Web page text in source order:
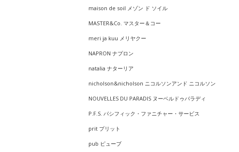
maison de soil メゾン ド ソイル
MASTER&Co. マスター＆コー
meri ja kuu メリヤクー
NAPRON ナプロン
natalia ナターリア
nicholson&nicholson ニコルソンアンド ニコルソン
NOUVELLES DU PARADIS ヌーベルドゥパラディ
P.F.S. パシフィック・ファニチャー・サービス
prit プリット
pub ピューブ